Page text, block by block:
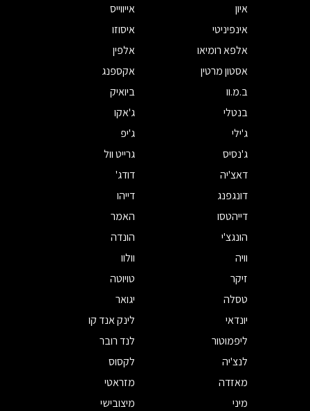
איון
אייווייס
אינפיניטי
איסוזו
אלפא רומיאו
אלפין
אסטון מרטין
אקספנג
ב.מ.וו
ביואיק
בנטלי
ג'אקו
ג'ילי
ג'יפ
ג'נסיס
גרייט וול
דאצ'יה
דודג'
דונגפנג
דייהו
דייהטסו
האמר
הונגצ'י
הונדה
וויה
וולוו
זיקר
טויוטה
טסלה
יגואר
יונדאי
לינק אנד קו
ליפמוטור
לנד רובר
לנצ'יה
לקסוס
מאזדה
מזראטי
מיני
מיצובישי